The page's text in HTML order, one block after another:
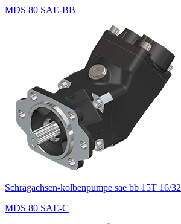
MDS 80 SAE-BB
Schrägachsen-kolbenpumpe sae bb 15T 16/32
MDS 80 SAE-C